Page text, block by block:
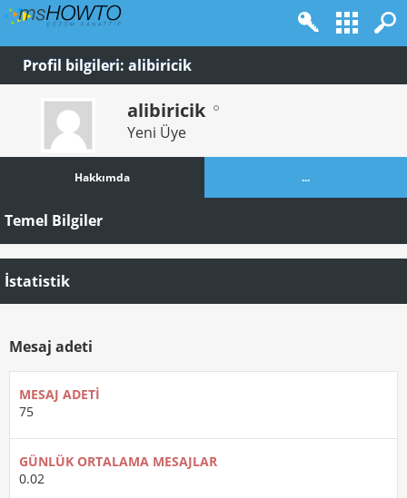
Profil bilgileri: alibiricik
alibiricik
Yeni Üye
Hakkımda ...
Temel Bilgiler
İstatistik
Mesaj adeti
MESAJ ADETI
75
GÜNLÜK ORTALAMA MESAJLAR
0.02